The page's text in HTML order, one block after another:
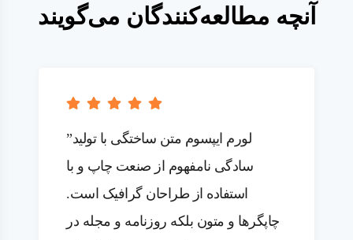
آنچه مطالعه‌کنندگان می‌گویند
”لورم ایپسوم متن ساختگی با تولید
سادگی نامفهوم از صنعت چاپ و با
استفاده از طراحان گرافیک است.
چاپگرها و متون بلکه روزنامه و مجله در